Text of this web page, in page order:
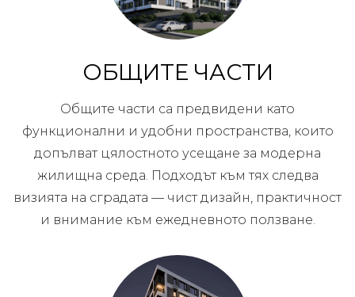
ОБЩИТЕ ЧАСТИ
Общите части са предвидени като
функционални и удобни пространства, които
допълват цялостното усещане за модерна
жилищна среда. Подходът към тях следва
визията на сградата — чист дизайн, практичност
и внимание към ежедневното ползване.